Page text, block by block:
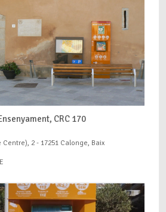
CRC 170
2 - 17251 Calonge, Baix